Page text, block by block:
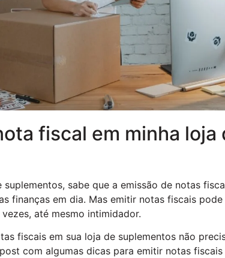
fiscal em minha loja
suplementos, sabe que a emissão de notas
finanças em dia. Mas emitir notas fiscais
até mesmo intimidador.
fiscais em sua loja de suplementos não
com algumas dicas para emitir notas fiscais